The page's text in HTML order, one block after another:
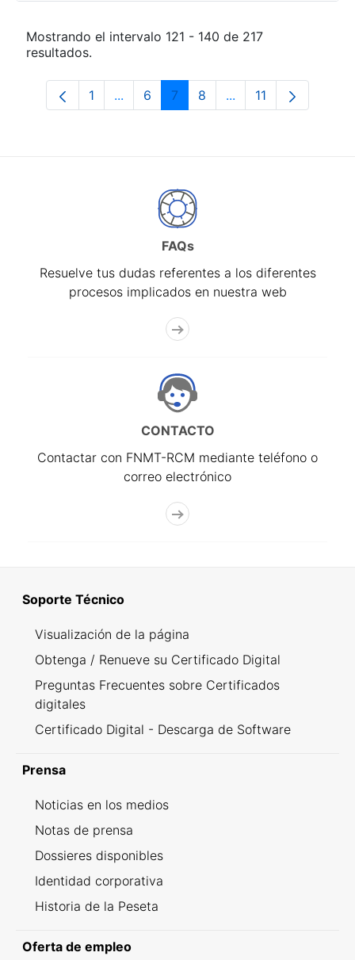
Mostrando el intervalo 121 - 140 de 217
resultados.
Página
1 ...Páginas intermedias Use TAB para
Página
6 Página
7 Página
8 ...Páginas intermedias
Página
11
FAQs
Resuelve tus dudas referentes a los diferentes
procesos implicados en nuestra web
CONTACTO
Contactar con FNMT-RCM mediante teléfono o
correo electrónico
Soporte Técnico
Visualización de la página
Obtenga / Renueve su Certificado Digital
Preguntas Frecuentes sobre Certificados
digitales
Certificado Digital - Descarga de Software
Prensa
Noticias en los medios
Notas de prensa
Dossieres disponibles
Identidad corporativa
Historia de la Peseta
Oferta de empleo